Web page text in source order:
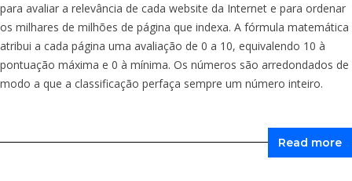
para avaliar a relevância de cada website da Internet e para ordenar
os milhares de milhões de página que indexa. A fórmula matemática
atribui a cada página uma avaliação de 0 a 10, equivalendo 10 à
pontuação máxima e 0 à mínima. Os números são arredondados de
modo a que a classificação perfaça sempre um número inteiro.
Read more